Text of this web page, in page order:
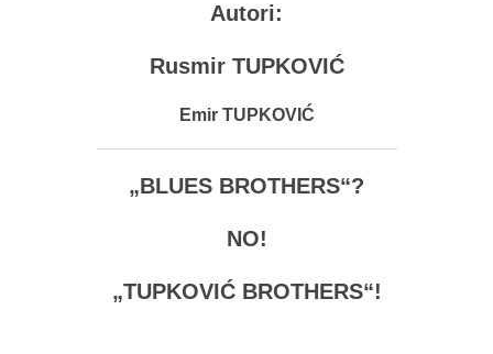
Autori:
Rusmir TUPKOVIĆ
Emir TUPKOVIĆ
„BLUES BROTHERS“?
NO!
„TUPKOVIĆ BROTHERS“!